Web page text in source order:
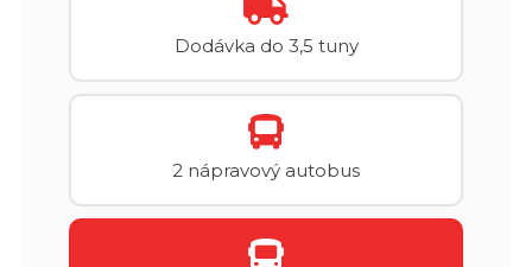
Dodávka do 3,5 tuny
2 nápravový autobus